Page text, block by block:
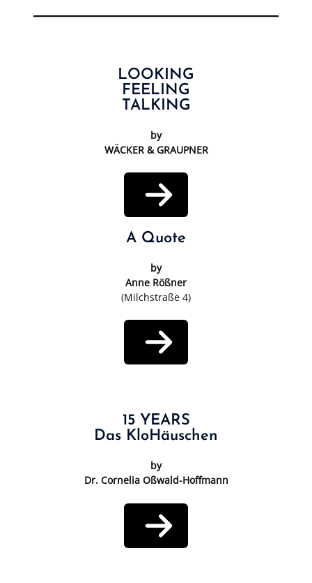
LOOKING
FEELING
TALKING
by
WÄCKER & GRAUPNER
A Quote
by
Anne Rößner
(Milchstraße 4)
15 YEARS
Das KloHäuschen
by
Dr. Cornelia Oßwald-Hoffmann